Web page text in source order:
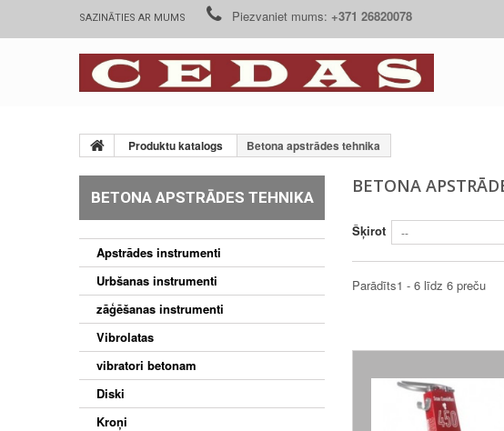
SAZINĀTIES AR MUMS Piezvaniet mums: +371 26820078
Produktu katalogs Betona apstrādes tehnika
BETONA APSTRĀDES TEHNIKA
Apstrādes instrumenti
Urbšanas instrumenti
zāģēšanas instrumenti
Vibrolatas
vibratori betonam
Diski
Kroņi
BETONA
Šķirot --
Parādīts1 - 6 līdz 6 preču